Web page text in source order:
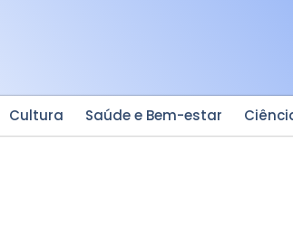
Cultura Saúde e Bem-estar